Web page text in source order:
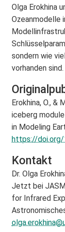
Olga Erokhina
Ozeanmodelle
sondern wie
vorhanden sind.
Erokhina, O., &
iceberg
in Modeling
https://
Kontakt
Dr. Olga
Jetzt bei
for Infrared
olga.erokhina@